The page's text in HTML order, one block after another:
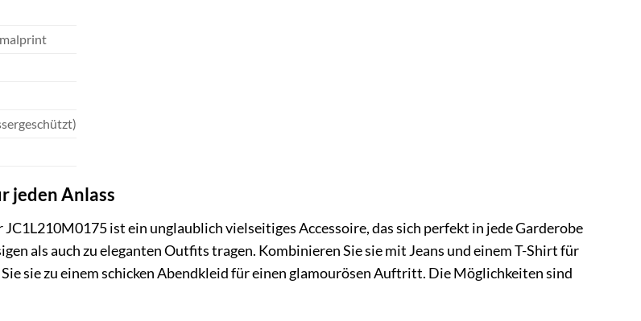
jeden Anlass
ist ein unglaublich vielseitiges Accessoire, das sich perfekt in jede Garderobe
als auch zu eleganten Outfits tragen. Kombinieren Sie sie mit Jeans und einem T-Shirt für
sie zu einem schicken Abendkleid für einen glamourösen Auftritt. Die Möglichkeiten sind